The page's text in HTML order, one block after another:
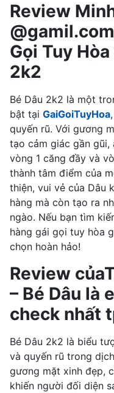
Review
Gọi Tuy Hòa
2k2
Bé Dâu 2k2 là một
bật tại GaiGoiTuyHoa
quyến rũ. Với gương
tạo cảm giác gần gũi,
vòng 1 căng đầy và
thành tâm điểm của
thiện, vui vẻ của Dâu
hàng mà còn tạo ra
ngào. Nếu bạn tìm
hàng gái gọi tuy hòa
chọn hoàn hảo!
Review
– Bé Dâu là
check nhất
Bé Dâu 2k2 là biểu
và quyến rũ trong
gương mặt xinh đẹp,
khiến người đối diện